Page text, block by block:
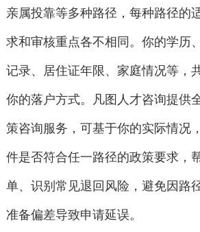
亲属投靠等多种路径，每种路径的
求和审核重点各不相同。你的学历
记录、居住证年限、家庭情况等，
你的落户方式。凡图人才咨询提供
策咨询服务，可基于你的实际情况
件是否符合任一路径的政策要求，
单、识别常见退回风险，避免因路
准备偏差导致申请延误。